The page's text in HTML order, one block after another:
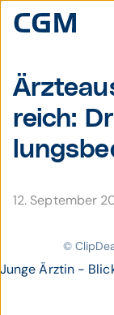
reich:
12. September
©
Junge Ärztin -